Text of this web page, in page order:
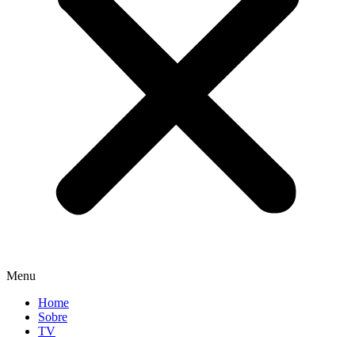
Menu
Home
Sobre
TV